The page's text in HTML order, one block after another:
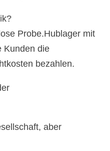
Probe.Hublager mit
Kunden die
bezahlen.
aber